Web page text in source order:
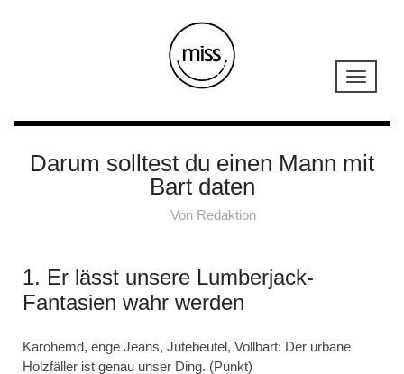
Darum solltest du einen Mann mit
Bart daten
Von Redaktion
1. Er lässt unsere Lumberjack-
Fantasien wahr werden
Karohemd, enge Jeans, Jutebeutel, Vollbart: Der urbane
Holzfäller ist genau unser Ding. (Punkt)